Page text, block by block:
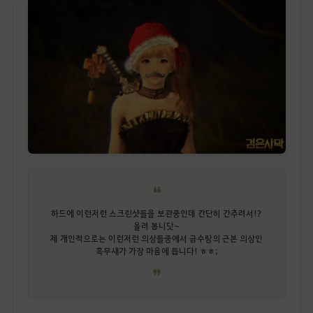
❝
하드에 이런저런 스크린샷들을 보관중인데 간단히 간추려서!?
올려 봅니닷~
제 개인적으로는 이런저런 의상들중에서 금수랑의 근본 의상인
흑무새가 가장 마음에 듭니다! ㅎㅎ;
❞